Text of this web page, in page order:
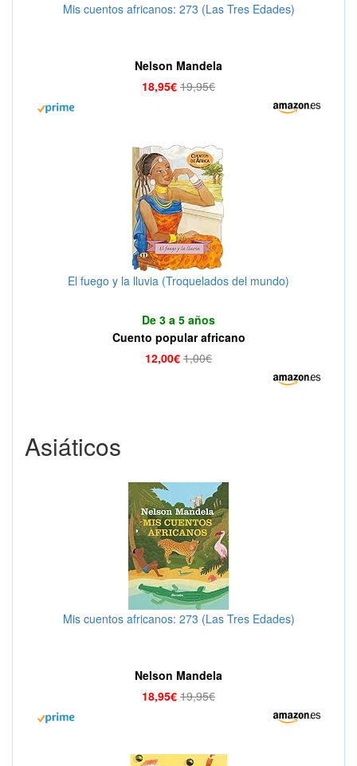
Mis cuentos africanos: 273 (Las Tres Edades)
Nelson Mandela
18,95€ 19,95€
El fuego y la lluvia (Troquelados del mundo)
De 3 a 5 años
Cuento popular africano
12,00€ 1,00€
Asiáticos
Mis cuentos africanos: 273 (Las Tres Edades)
Nelson Mandela
18,95€ 19,95€